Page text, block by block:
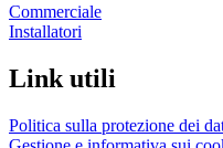
Commerciale
Installatori
Link utili
Politica sulla protezione dei